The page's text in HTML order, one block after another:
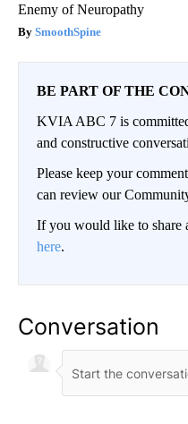
Enemy of Neuropathy
SmoothSpine
BE PART OF THE
KVIA ABC 7 is
and constructive
Please keep your
can review our
If you would like to share
here.
Conversation